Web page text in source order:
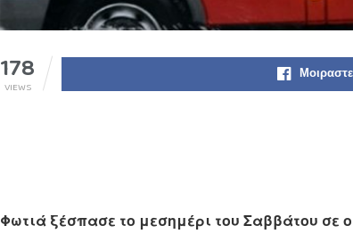
178
VIEWS
Φωτιά ξέσπασε το μεσημέρι του Σαββάτου σε